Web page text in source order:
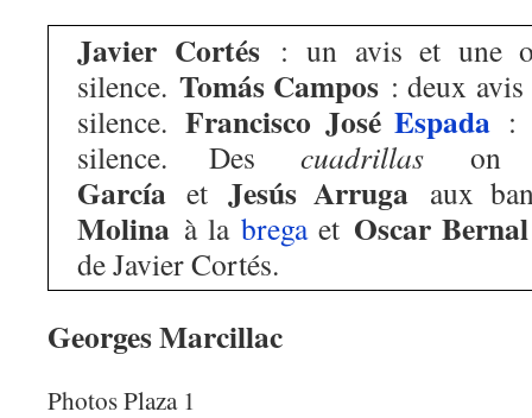
Javier Cortés: un avis et une
silence.Tomás Campos : deux
silence. Francisco JoséEspada :
silence. Descuadrillas on
García etJesús Arruga aux
Molina à la bregaet Oscar Bernal
de Javier Cortés.
Georges Marcillac
Photos Plaza 1